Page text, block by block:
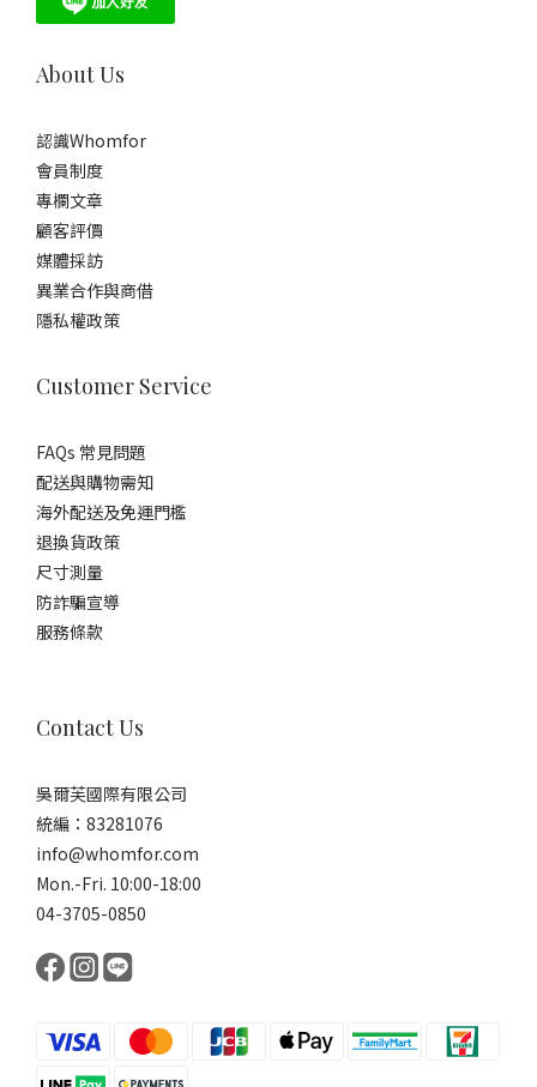
About Us
認識Whomfor
會員制度
專欄文章
顧客評價
媒體採訪
異業合作與商借
隱私權政策
Customer Service
FAQs 常見問題
配送與購物需知
海外配送及免運門檻
退換貨政策
尺寸測量
防詐騙宣導
服務條款
Contact Us
吳爾芙國際有限公司
統編：83281076
info@whomfor.com
Mon.-Fri. 10:00-18:00
04-3705-0850